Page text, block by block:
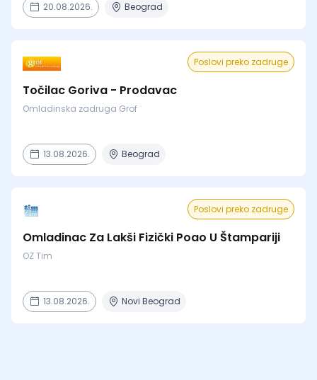
20.08.2026. Beograd
Poslovi preko zadruge
Točilac Goriva - Prodavac
Omladinska zadruga Grof
13.08.2026. Beograd
Poslovi preko zadruge
Omladinac Za Lakši Fizički Poao U Štampariji
OZ Tim
13.08.2026. Novi Beograd